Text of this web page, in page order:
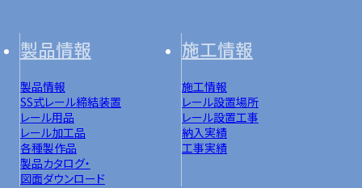
製品情報
製品情報
SS式レール締結装置
レール用品
レール加工品
各種製作品
製品カタログ・
図面ダウンロード
施工情報
施工情報
レール設置場所
レール設置工事
納入実績
工事実績